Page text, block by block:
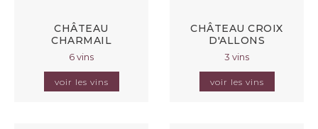
CHÂTEAU
CHARMAIL
6 vins
voir les vins
CHÂTEAU CROIX
D'ALLONS
3 vins
voir les vins